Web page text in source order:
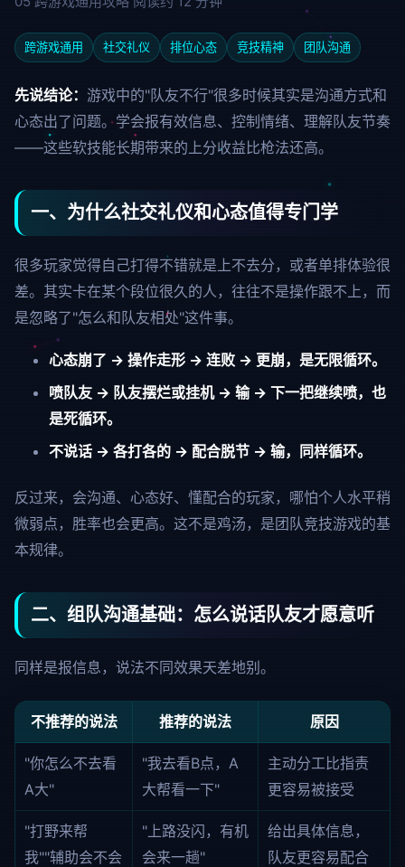
跨游戏通用 社交礼仪 排位心态 竞技精神 团队沟通
先说结论： 游戏中的"队友不行"很多时候其实是沟通方式和
心态出了问题。学会报有效信息、控制情绪、理解队友节奏
——这些软技能长期带来的上分收益比枪法还高。
一、为什么社交礼仪和心态值得专门学
很多玩家觉得自己打得不错就是上不去分，或者单排体验很
差。其实卡在某个段位很久的人，往往不是操作跟不上，而
是忽略了"怎么和队友相处"这件事。
心态崩了 → 操作走形 → 连败 → 更崩，是无限循环。
喷队友 → 队友摆烂或挂机 → 输 → 下一把继续喷，也
是死循环。
不说话 → 各打各的 → 配合脱节 → 输，同样循环。
反过来，会沟通、心态好、懂配合的玩家，哪怕个人水平稍
微弱点，胜率也会更高。这不是鸡汤，是团队竞技游戏的基
本规律。
二、组队沟通基础：怎么说话队友才愿意听
同样是报信息，说法不同效果天差地别。
不推荐的说法 推荐的说法 原因
"你怎么不去看
A大"
"我去看B点，A
大帮看一下"
主动分工比指责
更容易被接受
"打野来帮
我""辅助会不会
"上路没闪，有机
会来一趟"
给出具体信息，
队友更容易配合